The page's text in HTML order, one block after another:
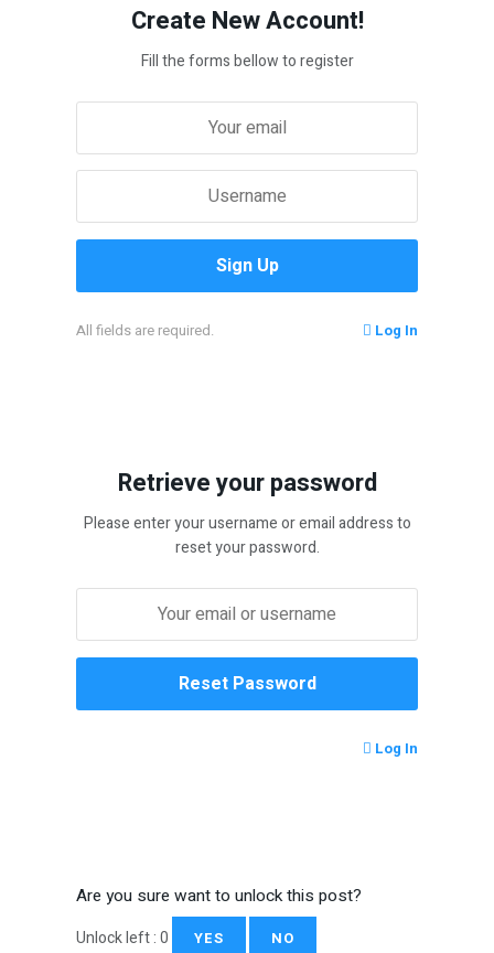
Create New Account!
Fill the forms bellow to register
All fields are required. Log In
Retrieve your password
Please enter your username or email address to
reset your password.
Log In
Are you sure want to unlock this post?
Unlock left : 0 YES NO